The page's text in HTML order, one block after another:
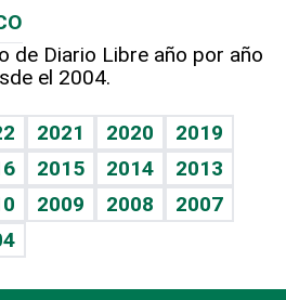
de Diario Libre año por año
el 2004.
2021 2020
2019
2015 2014
2013
2009 2008
2007